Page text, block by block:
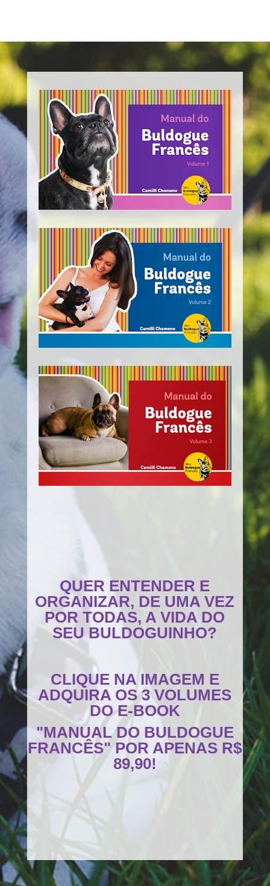
QUER ENTENDER E
ORGANIZAR, DE UMA VEZ
POR TODAS, A VIDA DO
SEU BULDOGUINHO?
CLIQUE NA IMAGEM E
ADQUIRA OS 3 VOLUMES
DO E-BOOK
"MANUAL DO BULDOGUE
FRANCÊS" POR APENAS R$
89,90!